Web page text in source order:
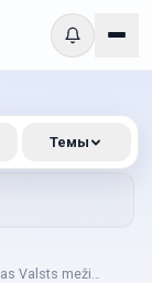
Valsts meži
Темы